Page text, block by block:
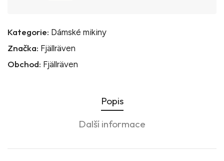
Kategorie: Dámské mikiny
Značka: Fjällräven
Obchod: Fjällräven
Popis
Další informace